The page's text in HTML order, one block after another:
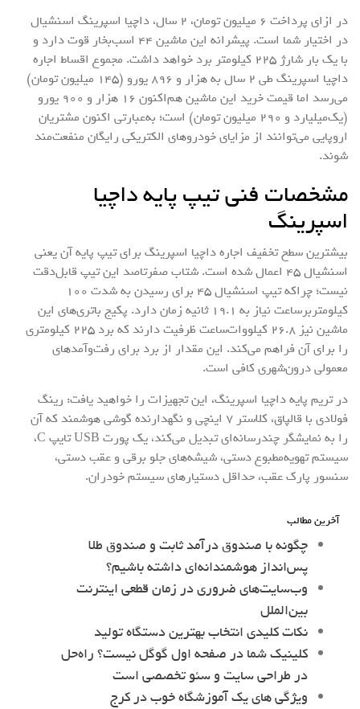
در ازای پرداخت 6 میلیون تومان، 2 سال، داچیا اسپرینگ اسنشیال
در اختیار شما است. پیشرانه این ماشین 44 اسب‌بخار قوت دارد و
با یک‌ بار شارژ 225 کیلومتر برد خواهد داشت. مجموع اقساط اجاره
داچیا اسپرینگ طی 2 سال به هزار و 896 یورو (145 میلیون تومان)
می‌رسد اما قیمت خرید این ماشین هم‌اکنون 16 هزار و 900 یورو
(یک‌میلیارد و 290 میلیون تومان) است؛ به‌عبارتی اکنون مشتریان
اروپایی می‌توانند از مزایای خودروهای الکتریکی رایگان منفعت‌مند
شوند.
مشخصات فنی تیپ پایه داچیا
اسپرینگ
بیشترین سطح تخفیف اجاره داچیا اسپرینگ برای تیپ پایه آن یعنی
اسنشیال 45 اعمال شده است. شتاب صفرتاصد این تیپ قابل‌دقت
نیست؛ چراکه تیپ اسنشیال 45 برای رسیدن به شدت 100
کیلومتربرساعت نیاز به 19.1 ثانیه زمان دارد. پکیج باتری‌های این
ماشین نیز 26.8 کیلووات‌ساعت ظرفیت دارند که برد 225 کیلومتری
را برای آن فراهم می‌کند. این مقدار از برد برای رفت‌وآمدهای
معمولی درون‌شهری کافی است.
در تریم پایه داچیا اسپرینگ، این تجهیزات را خواهید یافت: رینگ
فولادی با قالپاق، کلاستر 7 اینچی و نگهدارنده گوشی هوشمند که آن
را به نمایشگر چندرسانه‌ای تبدیل می‌کند، یک پورت USB‌ تایپ C،
سیستم تهویه‌مطبوع دستی، شیشه‌های جلو برقی و عقب دستی،
سنسور پارک عقب، حداقل دستیارهای سیستم خودران.
آخرین مطالب
چگونه با صندوق درآمد ثابت و صندوق طلا
پس‌انداز هوشمندانه‌ای داشته باشیم؟
وب‌سایت‌های ضروری در زمان قطعی اینترنت
بین‌الملل
نکات کلیدی انتخاب بهترین دستگاه تولید
کلینیک شما در صفحه اول گوگل نیست؟ راه‌حل
در طراحی سایت و سئو تخصصی است
ویژگی های یک آموزشگاه خوب در کرج